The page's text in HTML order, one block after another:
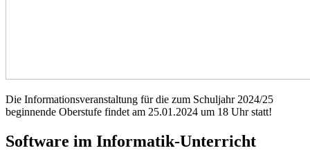
Die Informationsveranstaltung für die zum Schuljahr 2024/25
beginnende Oberstufe findet am 25.01.2024 um 18 Uhr statt!
Software im Informatik-Unterricht